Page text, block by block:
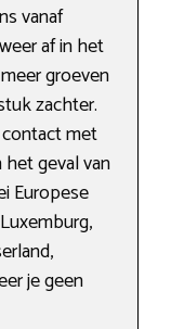
vanaf
af in het
groeven
zachter.
met
het geval van
Europese
je geen